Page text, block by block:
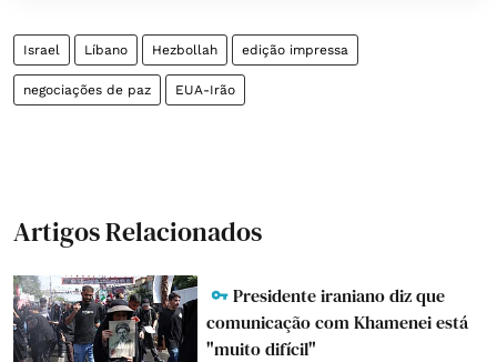
Israel Líbano Hezbollah edição impressa
negociações de paz EUA-Irão
Artigos Relacionados
Presidente iraniano diz que
comunicação com Khamenei está
"muito difícil"